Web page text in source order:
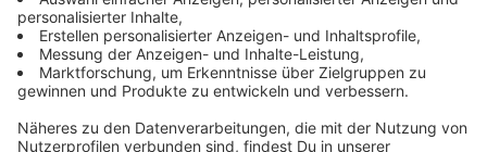
Informationen der Kölner Autobahnpolizei und der
Deutschen Presse Agentur+++
Anzeige